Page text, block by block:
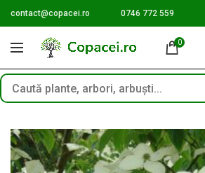
contact@copacei.ro 0746 772 559
0